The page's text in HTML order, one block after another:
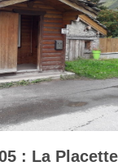
: La Placette